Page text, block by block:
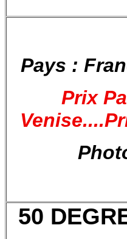
Pays :
Prix
50